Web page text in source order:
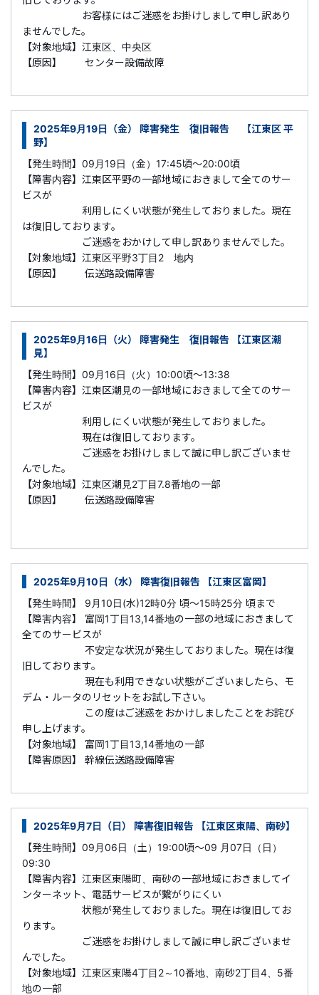
お客様にはご迷惑をお掛けしまして申し訳あり
ませんでした。
【対象地域】江東区、中央区
【原因】 センター設備故障
2025年9月19日（金） 障害発生 復旧報告 【江東区 平
野】
【発生時間】09月19日（金）17:45頃～20:00頃
【障害内容】江東区平野の一部地域におきまして全てのサー
ビスが
利用しにくい状態が発生しておりました。現在
は復旧しております。
ご迷惑をおかけして申し訳ありませんでした。
【対象地域】江東区平野3丁目2 地内
【原因】 伝送路設備障害
2025年9月16日（火） 障害発生 復旧報告 【江東区潮
見】
【発生時間】09月16日（火）10:00頃～13:38
【障害内容】江東区潮見の一部地域におきまして全てのサー
ビスが
利用しにくい状態が発生しておりました。
現在は復旧しております。
ご迷惑をお掛けしまして誠に申し訳ございませ
んでした。
【対象地域】江東区潮見2丁目7.8番地の一部
【原因】 伝送路設備障害
2025年9月10日（水） 障害復旧報告 【江東区富岡】
【発生時間】 9月10日(水)12時0分 頃～15時25分 頃まで
【障害内容】 富岡1丁目13,14番地の一部の地域におきまして
全てのサービスが
不安定な状況が発生しておりました。現在は復
旧しております。
現在も利用できない状態がございましたら、モ
デム・ルータのリセットをお試し下さい。
この度はご迷惑をおかけしましたことをお詫び
申し上げます。
【対象地域】 富岡1丁目13,14番地の一部
【障害原因】 幹線伝送路設備障害
2025年9月7日（日） 障害復旧報告 【江東区東陽、南砂】
【発生時間】09月06日（土）19:00頃～09 月07日（日）
09:30
【障害内容】江東区東陽町、南砂の一部地域におきましてイ
ンターネット、電話サービスが繋がりにくい
状態が発生しておりました。現在は復旧してお
ります。
ご迷惑をお掛けしまして誠に申し訳ございませ
んでした。
【対象地域】江東区東陽4丁目2～10番地、南砂2丁目4、5番
地の一部